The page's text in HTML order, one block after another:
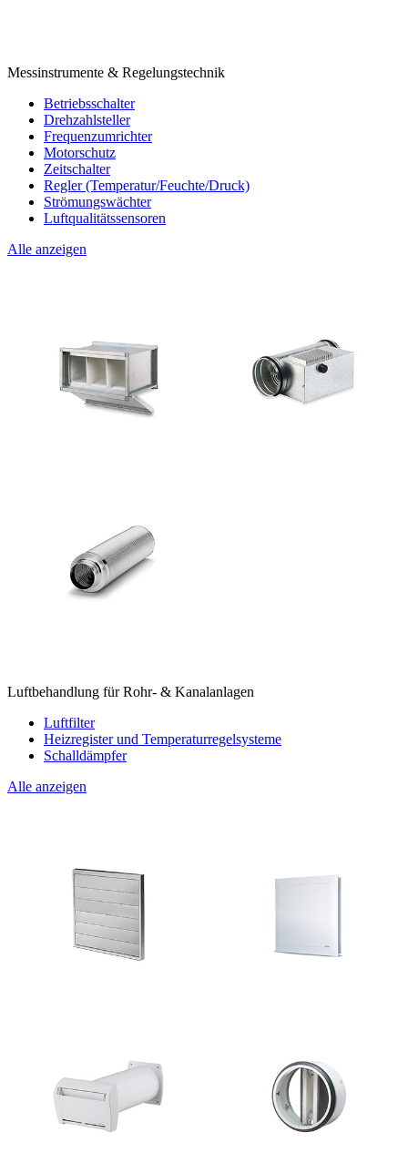
Messinstrumente & Regelungstechnik
Betriebsschalter
Drehzahlsteller
Frequenzumrichter
Motorschutz
Zeitschalter
Regler (Temperatur/Feuchte/Druck)
Strömungswächter
Luftqualitätssensoren
Alle anzeigen
Luftbehandlung für Rohr- & Kanalanlagen
Luftfilter
Heizregister und Temperaturregelsysteme
Schalldämpfer
Alle anzeigen